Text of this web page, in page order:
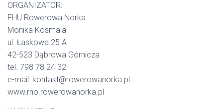
ORGANIZATOR:
FHU Rowerowa Norka
Monika Kosmala
ul. Łaskowa 25 A
42-523 Dąbrowa Górnicza
tel. 798 78 24 32
e-mail: kontakt@rowerowanorka.pl
www.rno.rowerowanorka.pl